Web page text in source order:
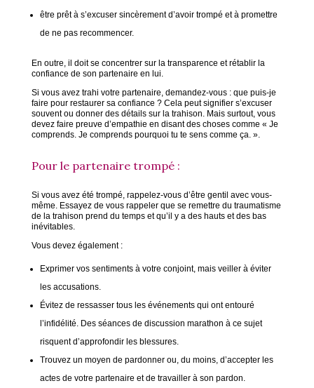
être prêt à s’excuser sincèrement d’avoir trompé et à promettre
de ne pas recommencer.
En outre, il doit se concentrer sur la transparence et rétablir la
confiance de son partenaire en lui.
Si vous avez trahi votre partenaire, demandez-vous : que puis-je
faire pour restaurer sa confiance ? Cela peut signifier s’excuser
souvent ou donner des détails sur la trahison. Mais surtout, vous
devez faire preuve d’empathie en disant des choses comme « Je
comprends. Je comprends pourquoi tu te sens comme ça. ».
Pour le partenaire trompé :
Si vous avez été trompé, rappelez-vous d’être gentil avec vous-
même. Essayez de vous rappeler que se remettre du traumatisme
de la trahison prend du temps et qu’il y a des hauts et des bas
inévitables.
Vous devez également :
Exprimer vos sentiments à votre conjoint, mais veiller à éviter
les accusations.
Évitez de ressasser tous les événements qui ont entouré
l’infidélité. Des séances de discussion marathon à ce sujet
risquent d’approfondir les blessures.
Trouvez un moyen de pardonner ou, du moins, d’accepter les
actes de votre partenaire et de travailler à son pardon.